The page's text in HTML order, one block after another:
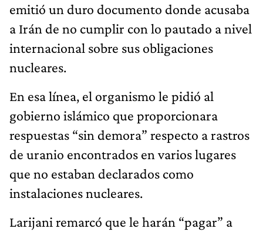
emitió un duro documento donde acusaba
a Irán de no cumplir con lo pautado a nivel
internacional sobre sus obligaciones
nucleares.
En esa línea, el organismo le pidió al
gobierno islámico que proporcionara
respuestas “sin demora” respecto a rastros
de uranio encontrados en varios lugares
que no estaban declarados como
instalaciones nucleares.
Larijani remarcó que le harán “pagar” a